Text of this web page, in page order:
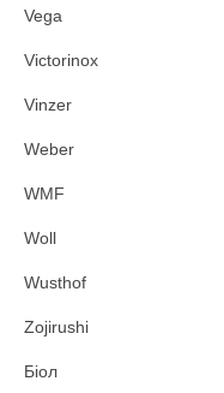
Vega
Victorinox
Vinzer
Weber
WMF
Woll
Wusthof
Zojirushi
Біол